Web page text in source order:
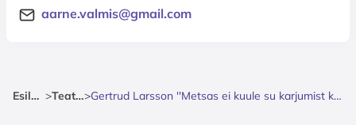
aarne.valmis@gmail.com
Esileht > Teater> Gertrud Larsson ''Metsas ei kuule su karjumist keegi''